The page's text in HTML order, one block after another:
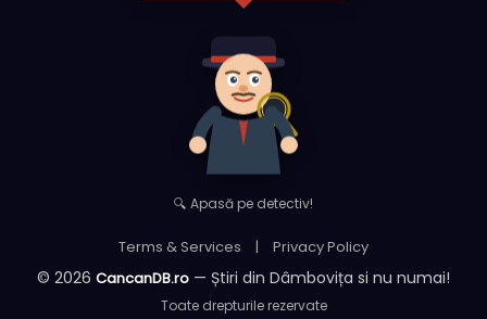
🔍 Apasă pe detectiv!
Terms & Services | Privacy Policy
© 2026 CancanDB.ro — Știri din Dâmbovița si nu numai!
Toate drepturile rezervate